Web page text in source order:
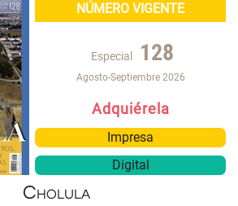
NÚMERO VIGENTE
Especial 128
Agosto-Septiembre 2026
Adquiérela
Impresa
Digital
Cholula